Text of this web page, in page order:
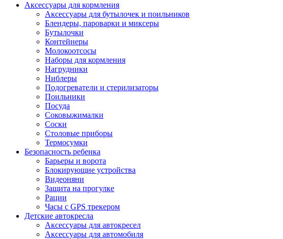
Аксессуары для кормления
Аксессуары для бутылочек и поильников
Блендеры, пароварки и миксеры
Бутылочки
Контейнеры
Молокоотсосы
Наборы для кормления
Нагрудники
Ниблеры
Подогреватели и стерилизаторы
Поильники
Посуда
Соковыжималки
Соски
Столовые приборы
Термосумки
Безопасность ребенка
Барьеры и ворота
Блокирующие устройства
Видеоняни
Защита на прогулке
Рации
Часы с GPS трекером
Детские автокресла
Аксессуары для автокресел
Аксессуары для автомобиля